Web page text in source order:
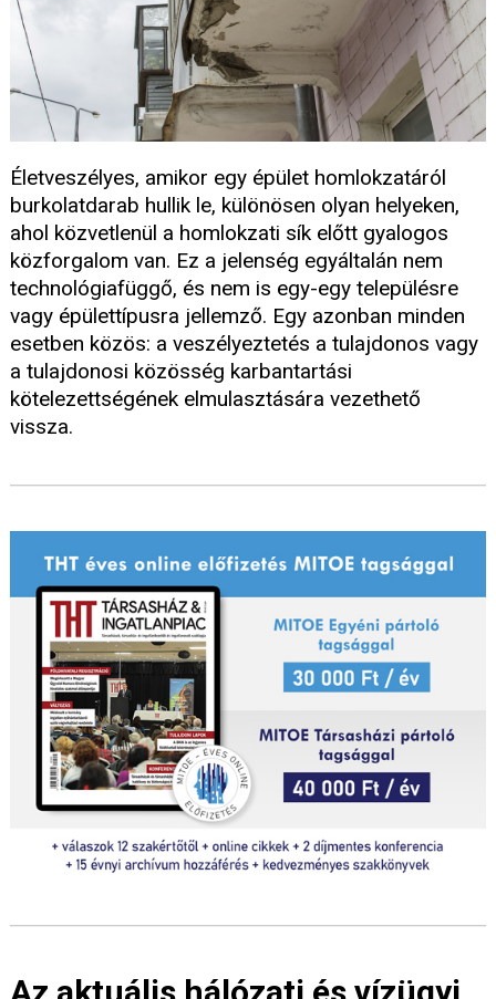
Életveszélyes, amikor egy épület homlokzatáról
burkolatdarab hullik le, különösen olyan helyeken,
ahol közvetlenül a homlokzati sík előtt gyalogos
közforgalom van. Ez a jelenség egyáltalán nem
technológiafüggő, és nem is egy-egy településre
vagy épülettípusra jellemző. Egy azonban minden
esetben közös: a veszélyeztetés a tulajdonos vagy
a tulajdonosi közösség karbantartási
kötelezettségének elmulasztására vezethető
vissza.